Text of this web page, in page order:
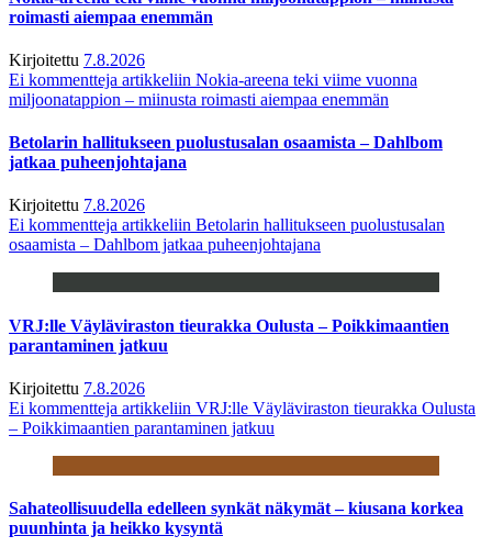
roimasti aiempaa enemmän
Kirjoitettu 7.8.2026
Ei kommentteja artikkeliin Nokia-areena teki viime vuonna
miljoonatappion – miinusta roimasti aiempaa enemmän
Betolarin hallitukseen puolustusalan osaamista – Dahlbom
jatkaa puheenjohtajana
Kirjoitettu 7.8.2026
Ei kommentteja artikkeliin Betolarin hallitukseen puolustusalan
osaamista – Dahlbom jatkaa puheenjohtajana
VRJ:lle Väyläviraston tieurakka Oulusta – Poikkimaantien
parantaminen jatkuu
Kirjoitettu 7.8.2026
Ei kommentteja artikkeliin VRJ:lle Väyläviraston tieurakka Oulusta
– Poikkimaantien parantaminen jatkuu
Sahateollisuudella edelleen synkät näkymät – kiusana korkea
puunhinta ja heikko kysyntä